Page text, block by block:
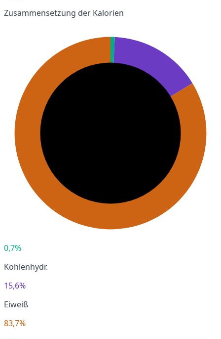
Zusammensetzung der Kalorien
0,7%
Kohlenhydr.
15,6%
Eiweiß
83,7%